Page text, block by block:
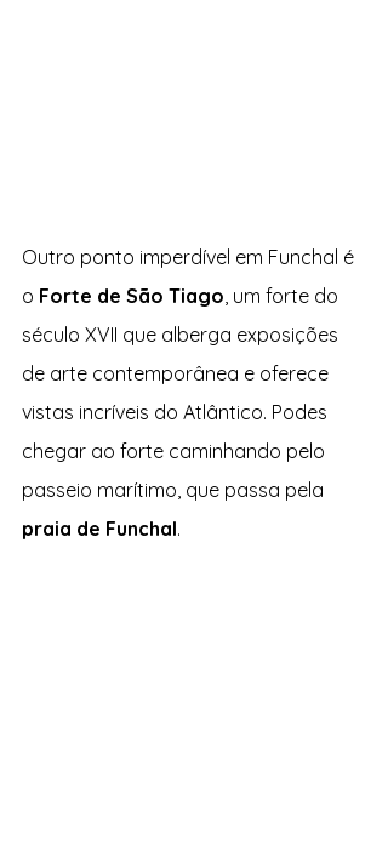
Outro ponto imperdível em Funchal é
o Forte de São Tiago, um forte do
século XVII que alberga exposições
de arte contemporânea e oferece
vistas incríveis do Atlântico. Podes
chegar ao forte caminhando pelo
passeio marítimo, que passa pela
praia de Funchal.